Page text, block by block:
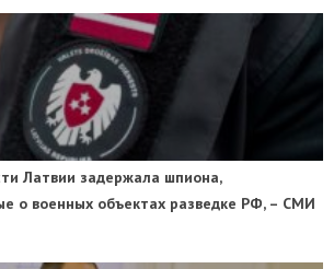
Латвии задержала шпиона,
о военных объектах разведке РФ, – СМИ